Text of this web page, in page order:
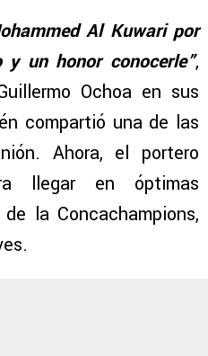
Al Kuwari por
un honor conocerle”,
Ochoa en sus
compartió una de las
Ahora, el portero
llegar en óptimas
la Concachampions,